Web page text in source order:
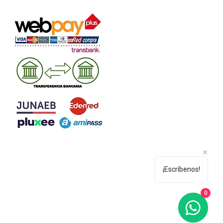
¡Escríbenos!
0